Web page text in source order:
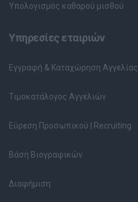
Υπολογισμός καθαρού μισθού
Υπηρεσίες εταιριών
Εγγραφή & Καταχώρηση Αγγελίας
Τιμοκατάλογος Αγγελιών
Εύρεση Προσωπικού | Recruiting
Βάση Βιογραφικών
Διαφήμιση